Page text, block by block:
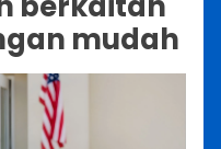
mudah